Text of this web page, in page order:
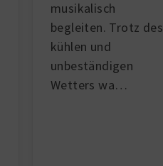
musikalisch
begleiten. Trotz des
kühlen und
unbeständigen
Wetters wa…